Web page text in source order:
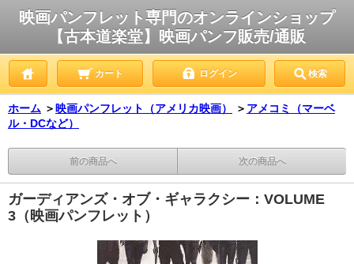
映画パンフレット専門のオンラインショップ
【古本道楽堂】映画パンフ販売/通販
カート ログイン 検索
ホーム ＞ 映画パンフレット（アメリカ映画） ＞ アメコミ（マーベ
ル・DCなど）
前の商品へ 次の商品へ
ガーディアンズ・オブ・ギャラクシー：VOLUME
3（映画パンフレット）